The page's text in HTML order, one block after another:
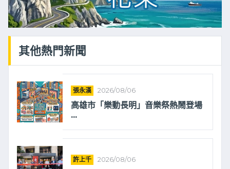
其他熱門新聞
張永漢 2026/08/06
高雄市「樂動長明」音樂祭熱鬧登場
...
許上千 2026/08/06